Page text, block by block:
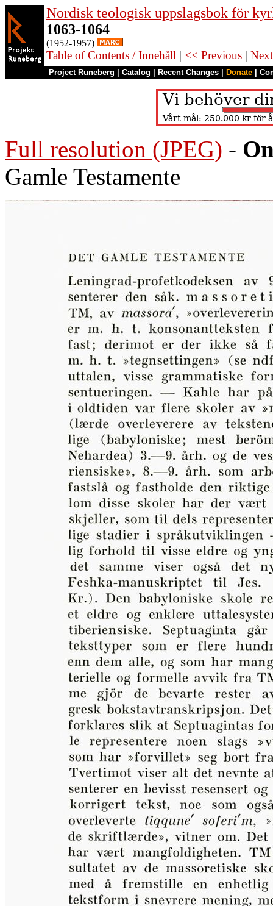
Nordisk teologisk uppslagsbok för
1063-1064
(1952-1957)
Table of Contents / Innehåll | << Previous |
Project Runeberg Catalog Recent Changes Donate
Full resolution (JPEG) -
Gamle Testamente